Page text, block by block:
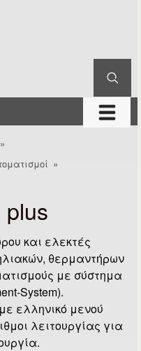
μενού
»
»
και ελεκτές
θερμαντήρων
με σύστημα
System).
ελληνικό μενού
λειτουργίας για